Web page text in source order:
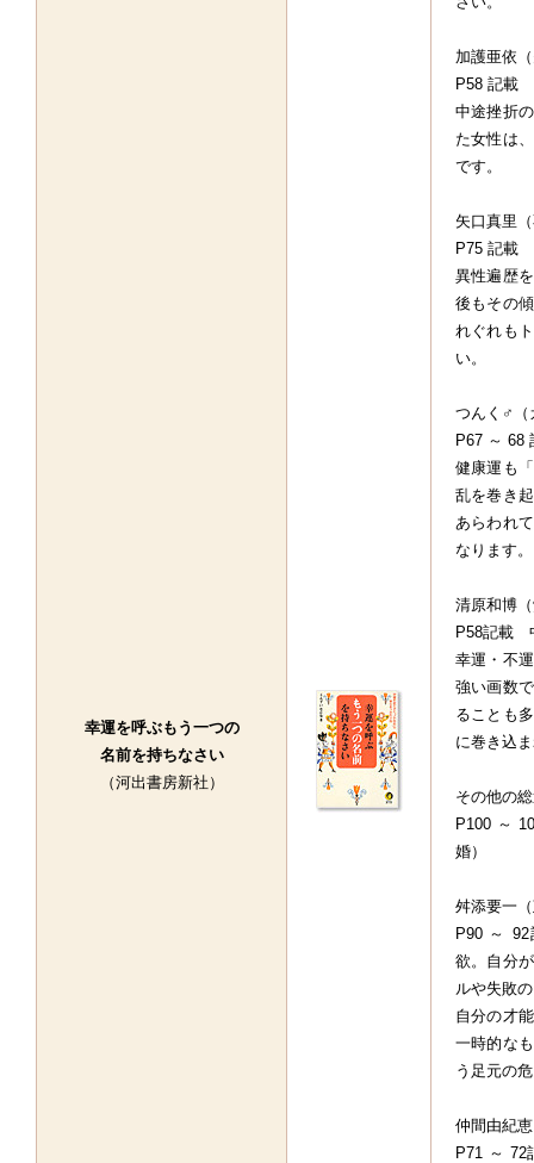
幸運を呼ぶもう一つの
名前を持ちなさい
（河出書房新社）
加護亜依
P58 記載
中途挫折
た女性は
です。
矢口真里
P75 記載
異性遍歴
後もその
れぐれも
い。
つんく♂（
P67 ～ 68
健康運も
乱を巻き
あらわれ
なります。
清原和博
P58記載
幸運・不
強い画数
ることも
に巻き込
その他の
P100 ～
婚）
舛添要一
P90 ～
欲。自分
ルや失敗
自分の才
一時的な
う足元の
仲間由紀
P71 ～